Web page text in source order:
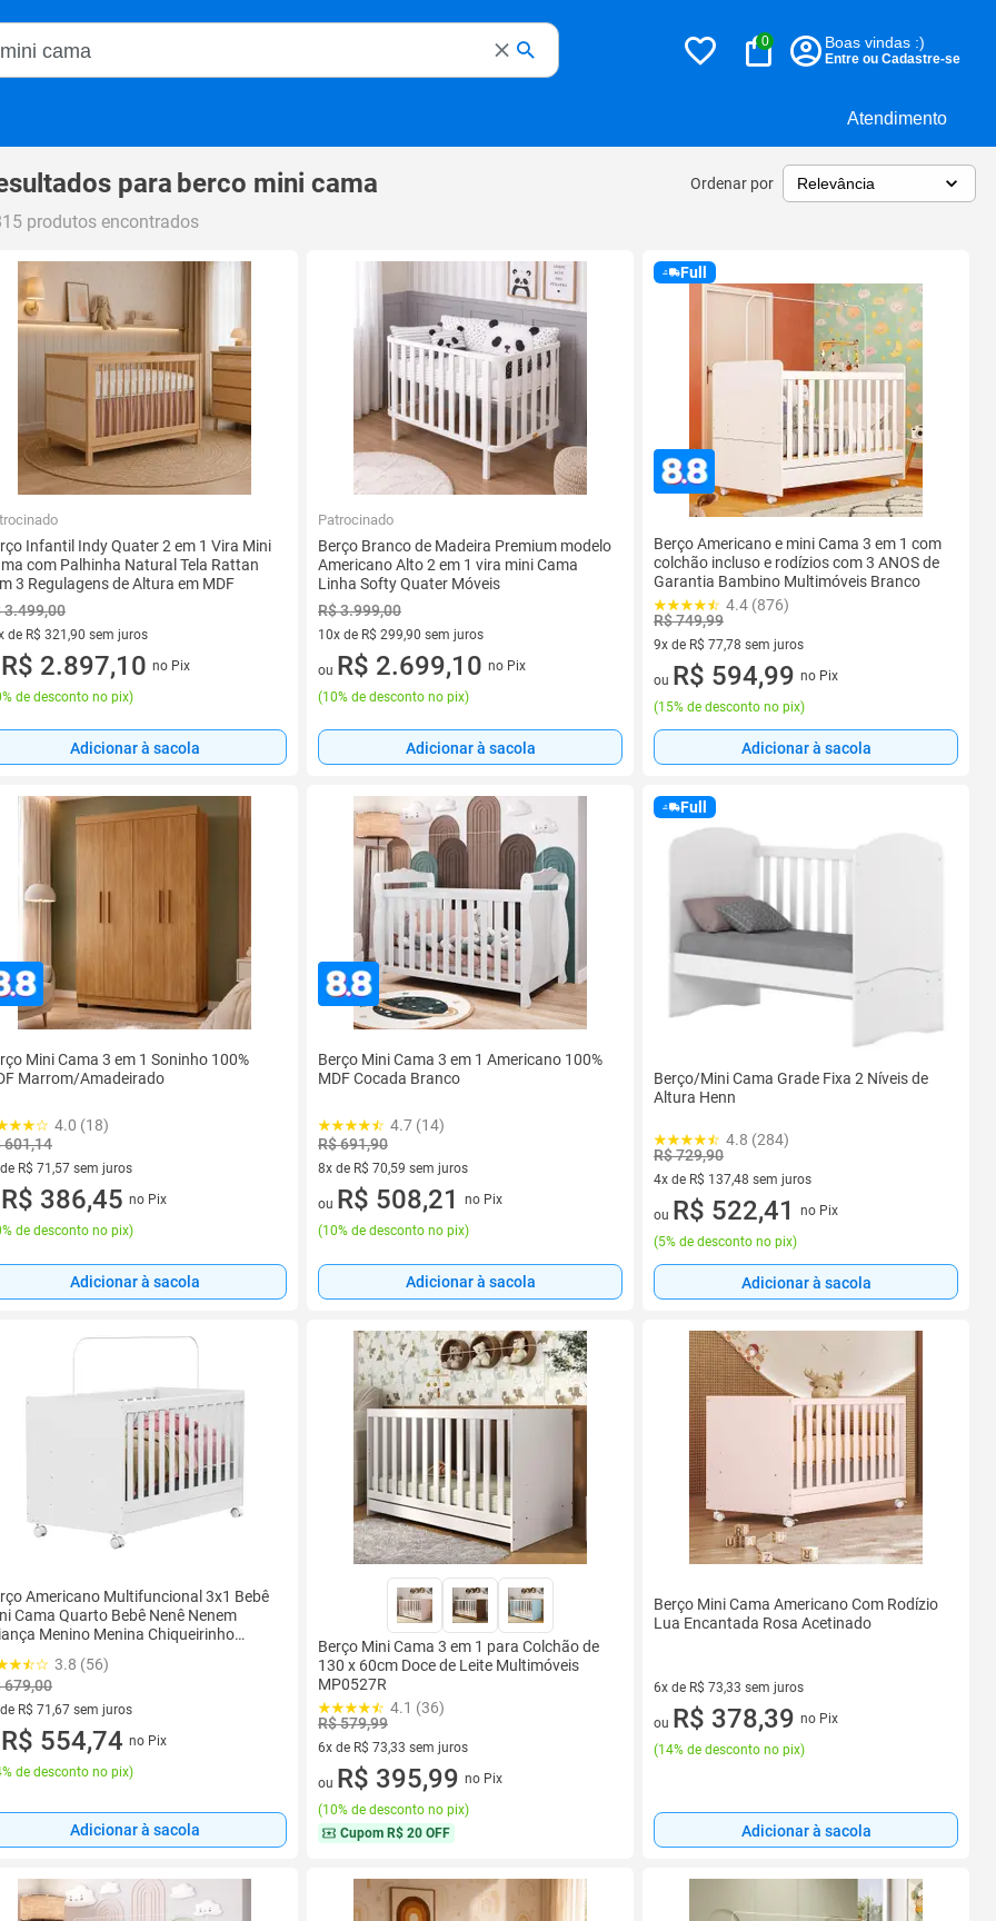
Atendimento
Magalu
0 Boas vindas :)
Entre ou Cadastre-se
para berco mini cama Ordenar por
produtos encontrados
Infantil Indy Quater 2 em 1 Vira Mini
com Palhinha Natural Tela Rattan
3 Regulagens de Altura em MDF
3.499,00
de R$ 321,90 sem juros
vez de R$ 321,90 sem juros
R$ 2.897,10 no Pix
de desconto no pix)
Adicionar à sacola
Patrocinado
Berço Branco de Madeira Premium modelo
Americano Alto 2 em 1 vira mini Cama
Linha Softy Quater Móveis
R$ 3.999,00
10x de R$ 299,90 sem juros
10 vez de R$ 299,90 sem juros
ou R$ 2.699,10 no Pix
(10% de desconto no pix)
Adicionar à sacola
Full
Berço Americano e mini Cama 3 em 1 com
colchão incluso e rodízios com 3 ANOS de
Garantia Bambino Multimóveis Branco
4.4 (876)
R$ 749,99
9x de R$ 77,78 sem juros
9 vez de R$ 77,78 sem juros
ou R$ 594,99 no Pix
(15% de desconto no pix)
Adicionar à sacola
Mini Cama 3 em 1 Soninho 100%
Marrom/Amadeirado
4.0 (18)
601,14
R$ 71,57 sem juros
de R$ 71,57 sem juros
R$ 386,45 no Pix
de desconto no pix)
Adicionar à sacola
Berço Mini Cama 3 em 1 Americano 100%
MDF Cocada Branco
4.7 (14)
R$ 691,90
8x de R$ 70,59 sem juros
8 vez de R$ 70,59 sem juros
ou R$ 508,21
no Pix
(10% de desconto no pix)
Adicionar à sacola
Full
Berço/Mini Cama Grade Fixa 2 Níveis de
Altura Henn
4.8 (284)
R$ 729,90
4x de R$ 137,48 sem juros
4 vez de R$ 137,48 sem juros
ou R$ 522,41
no Pix
(5% de desconto no pix)
Adicionar à sacola
Americano Multifuncional 3x1 Bebê
Cama Quarto Bebê Nenê Nenem
Menino Menina Chiqueirinho
Madeira Grande proteção
3.8 (56)
679,00
R$ 71,67 sem juros
de R$ 71,67 sem juros
R$ 554,74 no Pix
de desconto no pix)
Adicionar à sacola
Berço Mini Cama 3 em 1 para Colchão de
130 x 60cm Doce de Leite Multimóveis
MP0527R
4.1 (36)
R$ 579,99
6x de R$ 73,33 sem juros
6 vez de R$ 73,33 sem juros
ou R$ 395,99 no Pix
(10% de desconto no pix)
Cupom R$ 20 OFF
Berço Mini Cama Americano Com Rodízio
Lua Encantada Rosa Acetinado
6x de R$ 73,33 sem juros
6 vez de R$ 73,33 sem juros
ou R$ 378,39 no Pix
(14% de desconto no pix)
Adicionar à sacola